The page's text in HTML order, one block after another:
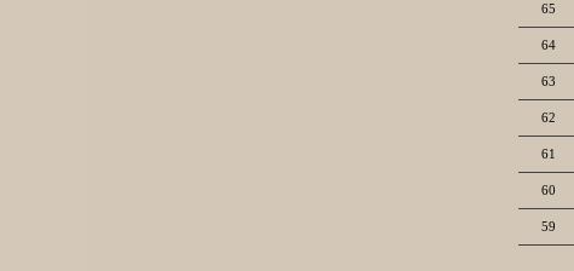
65
64
63
62
61
60
59